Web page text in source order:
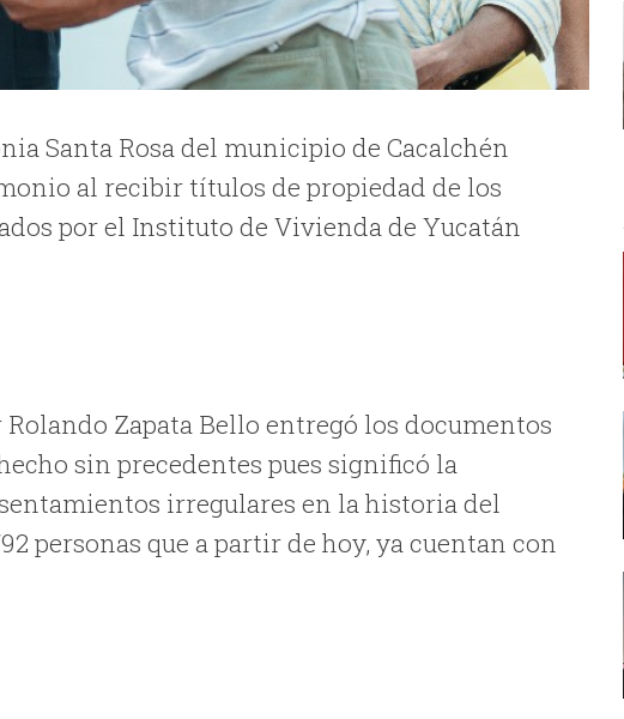
Santa Rosa del municipio de Cacalchén
al recibir títulos de propiedad de los
por el Instituto de Vivienda de Yucatán
Zapata Bello entregó los documentos
sin precedentes pues significó la
irregulares en la historia del
personas que a partir de hoy, ya cuentan con